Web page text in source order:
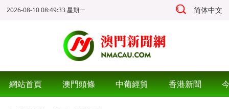
2026-08-10 08:49:33 星期一 简体中文
網站首頁 澳門頭條 中葡經貿 香港新聞